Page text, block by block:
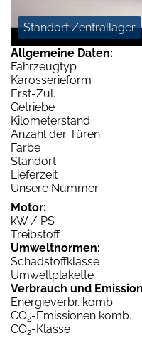
Standort Zentrallager
Allgemeine Daten:
Fahrzeugtyp
Karosserieform
Erst-Zul.
Getriebe
Kilometerstand
Anzahl der Türen
Farbe
Standort
Lieferzeit
Unsere Nummer
Motor:
kW / PS
Treibstoff
Umweltnormen:
Schadstoffklasse
Umweltplakette
Verbrauch und
Energieverbr. komb.
CO2-Emissionen komb.
CO2-Klasse